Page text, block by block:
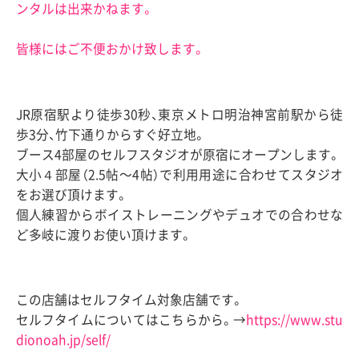
ンタルは出来かねます。
皆様にはご不便おかけ致します。
JR原宿駅より徒歩30秒、東京メトロ明治神宮前駅から徒
歩3分、竹下通りからすぐ好立地。
ブース4部屋のセルフスタジオが原宿にオープンします。
大小４部屋（2.5帖〜4帖）で利用用途に合わせてスタジオ
をお選び頂けます。
個人練習からボイストレーニングやデュオでの合わせな
ど多岐に渡りお使い頂けます。
この店舗はセルフタイム対象店舗です。
セルフタイムについてはこちらから。→https://www.stu
dionoah.jp/self/